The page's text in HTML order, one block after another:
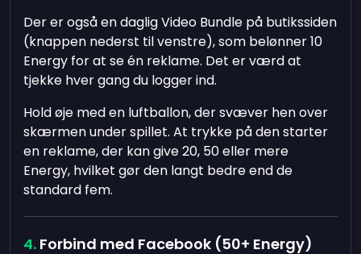
Der er også en daglig Video Bundle på butikssiden
(knappen nederst til venstre), som belønner 10
Energy for at se én reklame. Det er værd at
tjekke hver gang du logger ind.
Hold øje med en luftballon, der svæver hen over
skærmen under spillet. At trykke på den starter
en reklame, der kan give 20, 50 eller mere
Energy, hvilket gør den langt bedre end de
standard fem.
Forbind med Facebook (50+ Energy)